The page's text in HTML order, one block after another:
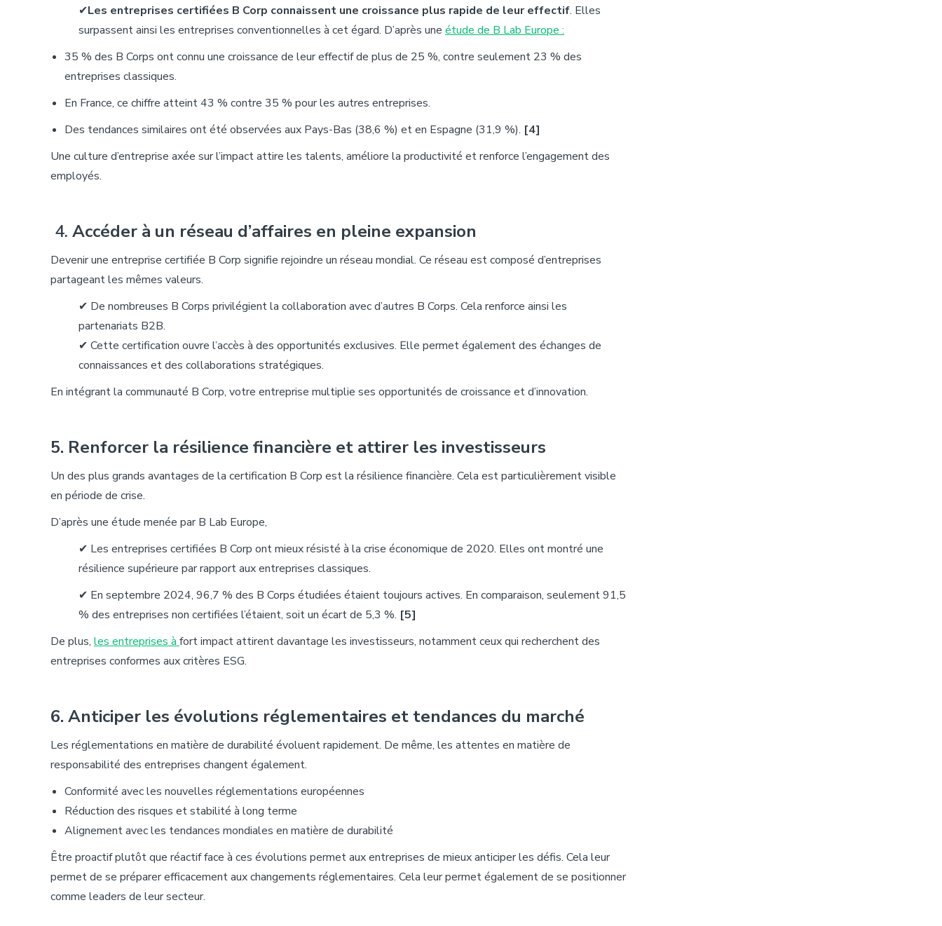
✔Les entreprises certifiées B Corp connaissent une croissance plus rapide de leur effectif. Elles
surpassent ainsi les entreprises conventionnelles à cet égard. D’après une étude de B Lab Europe :
35 % des B Corps ont connu une croissance de leur effectif de plus de 25 %, contre seulement 23 % des
entreprises classiques.
En France, ce chiffre atteint 43 % contre 35 % pour les autres entreprises.
Des tendances similaires ont été observées aux Pays-Bas (38,6 %) et en Espagne (31,9 %). [4]
Une culture d’entreprise axée sur l’impactattire les talents, améliore la productivité et renforce l’engagement des
employés.
4. Accéder à un réseau d’affaires en pleine expansion
Devenir une entreprise certifiée B Corp signifie rejoindre un réseau mondial. Ce réseau est composé d’entreprises
partageant les mêmes valeurs.
✔ De nombreuses B Corps privilégient la collaboration avec d’autres B Corps. Cela renforce ainsi les
partenariats B2B.
✔ Cette certification ouvre l’accès à des opportunités exclusives. Elle permet également des échanges de
connaissances et des collaborations stratégiques.
En intégrant la communauté B Corp, votre entreprise multiplie ses opportunités de croissance et d’innovation.
5. Renforcer la résilience financière et attirer les investisseurs
Un des plus grands avantages de la certification B Corp est la résilience financière. Cela est particulièrement visible
en période de crise.
D’après une étude menée par B Lab Europe,
✔ Les entreprises certifiées B Corp ont mieux résisté à la crise économique de 2020. Elles ont montré une
résilience supérieure par rapport aux entreprises classiques.
✔ En septembre 2024, 96,7 % des B Corps étudiées étaient toujours actives. En comparaison, seulement 91,5
% des entreprises non certifiées l’étaient, soit un écart de 5,3 %. [5]
De plus, les entreprises à fort impact attirent davantage les investisseurs, notamment ceux qui recherchent des
entreprises conformes aux critères ESG.
6. Anticiper les évolutions réglementaires et tendances du marché
Les réglementations en matière de durabilité évoluent rapidement. De même, les attentes en matière de
responsabilité des entreprises changent également.
Conformité avec les nouvelles réglementations européennes
Réduction des risques et stabilité à long terme
Alignement avec les tendances mondiales en matière de durabilité
Être proactif plutôt que réactif face à ces évolutions permet aux entreprises de mieux anticiper les défis. Cela leur
permet de se préparer efficacement aux changements réglementaires. Cela leur permet également de se positionner
comme leaders de leur secteur.